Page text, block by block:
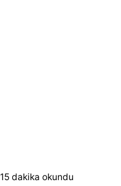
15 dakika okundu